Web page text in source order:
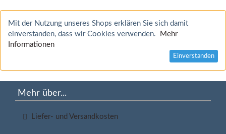
Mit der Nutzung unseres Shops erklären Sie sich damit
einverstanden, dass wir Cookies verwenden.
Mehr
Informationen
Einverstanden
Mehr über...
Liefer- und Versandkosten